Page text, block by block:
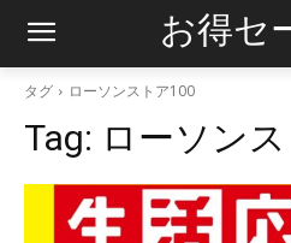
お得セ
タグ ローソンストア100
Tag: ローソン